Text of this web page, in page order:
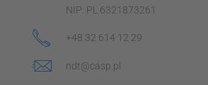
NIP: PL 6321873261
+48 32 614 12 29
ndt@casp.pl